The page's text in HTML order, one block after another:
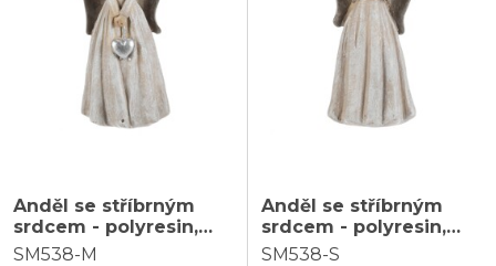
Anděl se stříbrným
srdcem - polyresin,
vel. M, barva béžová
SM538-M
Anděl se stříbrným
srdcem - polyresin,
vel. S, barva béžová
SM538-S